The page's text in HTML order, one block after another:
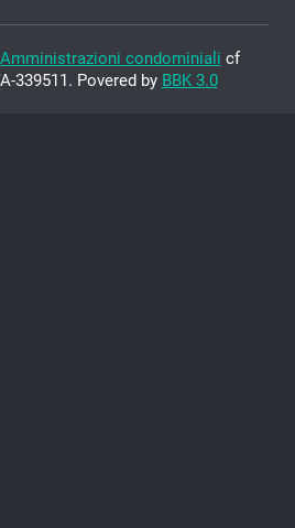
Amministrazioni condominiali cf
339511. Povered by BBK 3.0